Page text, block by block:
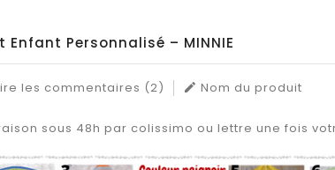
Enfant Personnalisé – MINNIE
les commentaires (2)  Nom du produit
sous 48h par colissimo ou lettre une fois